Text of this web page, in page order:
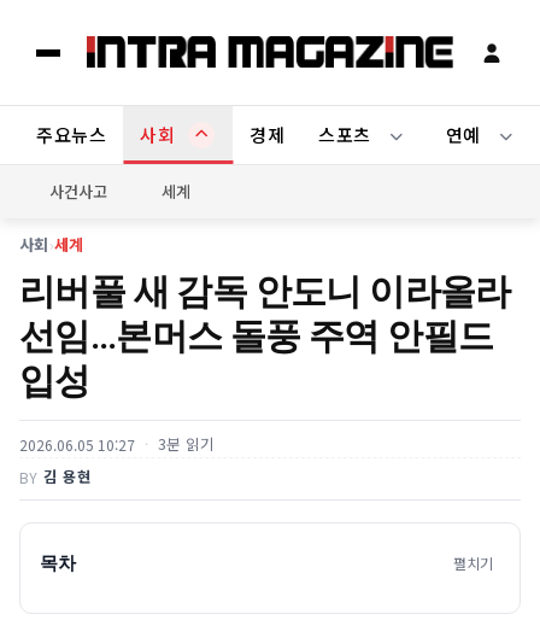
주요뉴스 사회 경제 스포츠 연예
사건사고 세계
사회›세계
리버풀 새 감독 안도니 이라올라
선임…본머스 돌풍 주역 안필드
입성
2026.06.05 10:27 3분 읽기
BY 김 용현
목차 펼치기